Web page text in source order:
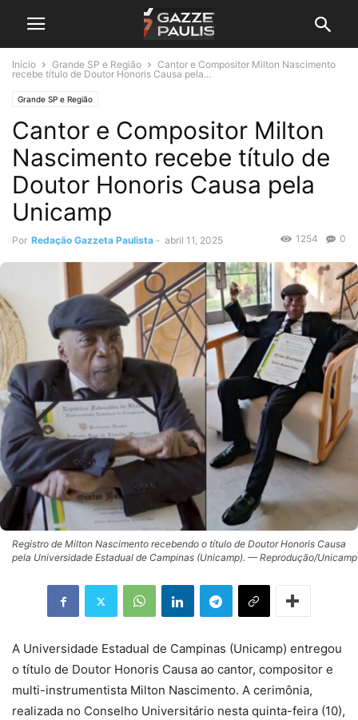
Início Grande SP e Região
Cantor e Compositor Milton Nascimento
recebe título de Doutor Honoris Causa pela...
Grande SP e Região
Cantor e Compositor Milton
Nascimento recebe título de
Doutor Honoris Causa pela
Unicamp
Por Redação Gazzeta Paulista - abril 11, 2025 0
1254
Registro de Milton Nascimento recebendo o título de Doutor Honoris Causa
pela Universidade Estadual de Campinas (Unicamp). — Reprodução/Unicamp
A Universidade Estadual de Campinas (Unicamp) entregou
o título de Doutor Honoris Causa ao cantor, compositor e
multi-instrumentista Milton Nascimento. A cerimônia,
realizada no Conselho Universitário nesta quinta-feira (10),